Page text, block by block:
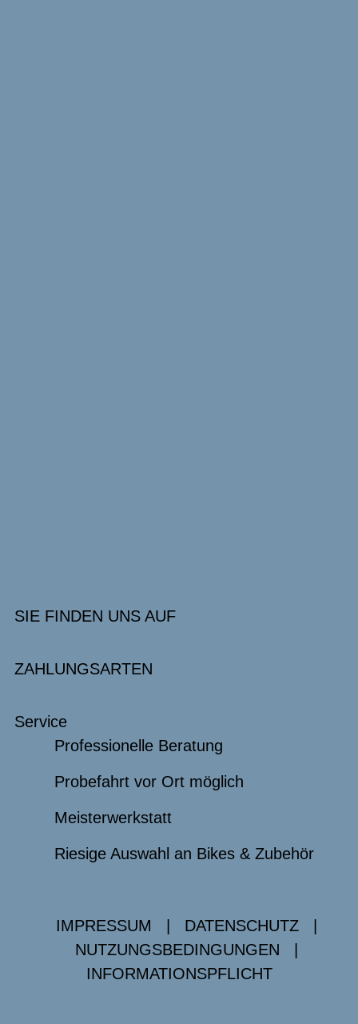
SIE FINDEN UNS AUF
ZAHLUNGSARTEN
Service
Professionelle Beratung
Probefahrt vor Ort möglich
Meisterwerkstatt
Riesige Auswahl an Bikes & Zubehör
IMPRESSUM DATENSCHUTZ
NUTZUNGSBEDINGUNGEN
INFORMATIONSPFLICHT